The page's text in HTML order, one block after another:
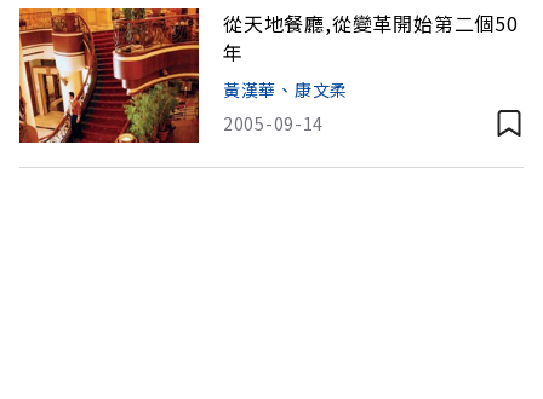
從天地餐廳,從變革開始第二個50
年
黃漢華、康文柔
2005-09-14